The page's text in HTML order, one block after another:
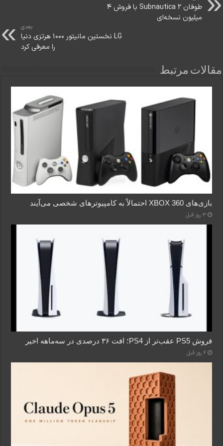
طوفان Subnautica 2 با فروش ۴
میلیون نسخه‌ای
بعدی
LG نخستین مانیتور ۱۰۰۰ هرتزی دنیا
را معرفی کرد
مقالات مرتبط
بازی‌های XBOX 360 احتمالاً به کامپیوترهای شخصی می‌آیند
3 روز قبل
فروش PS5 عقب‌تر از PS4؛ افت ۳۶ درصدی در سه‌ماهه اخیر
6 روز قبل